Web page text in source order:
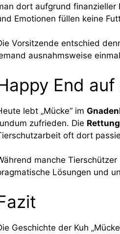
dort aufgrund finanzieller
Emotionen füllen keine
Vorsitzende entschied
ausnahmsweise
End
lebt „Mücke“ im
zufrieden. Die
oft dort
manche
Lösungen und
Geschichte der Kuh